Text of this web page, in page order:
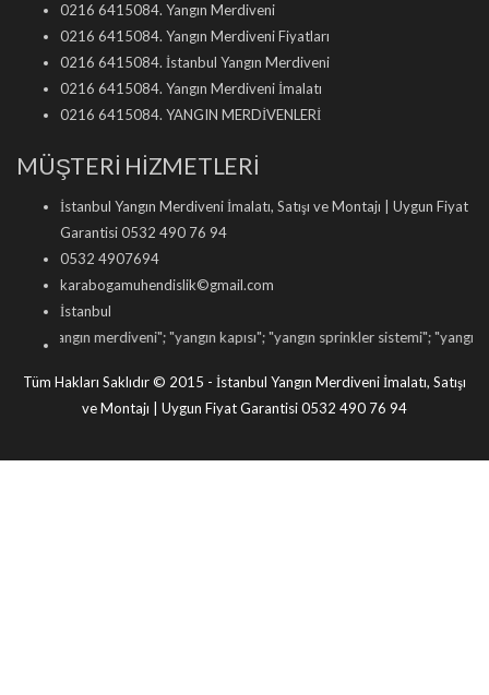
0216 6415084. Yangın Merdiveni
0216 6415084. Yangın Merdiveni Fiyatları
0216 6415084. İstanbul Yangın Merdiveni
0216 6415084. Yangın Merdiveni İmalatı
0216 6415084. YANGIN MERDİVENLERİ
MÜŞTERİ HİZMETLERİ
İstanbul Yangın Merdiveni İmalatı, Satışı ve Montajı | Uygun Fiyat
Garantisi 0532 490 76 94
0532 4907694
karabogamuhendislik©gmail.com
İstanbul
yangın merdiveni"; "yangın kapısı"; "yangın sprinkler sistemi"; "yangın dolabı
Tüm Hakları Saklıdır © 2015 - İstanbul Yangın Merdiveni İmalatı, Satışı
ve Montajı | Uygun Fiyat Garantisi 0532 490 76 94